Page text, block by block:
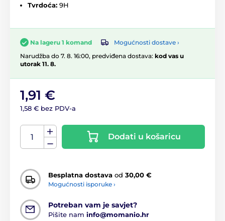
Tvrdoća: 9H
Na lageru 1 komand
Mogućnosti dostave ›
Narudžba do 7. 8. 16:00, predviđena dostava: kod vas u
utorak 11. 8.
1,91 €
1,58 € bez PDV-a
Dodati u košaricu
Besplatna dostava od 30,00 €
Mogućnosti isporuke ›
Potreban vam je savjet?
Pišite nam info@momanio.hr